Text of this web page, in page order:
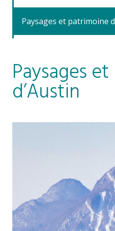
Paysages et patrimoine
Paysages
d’Austin